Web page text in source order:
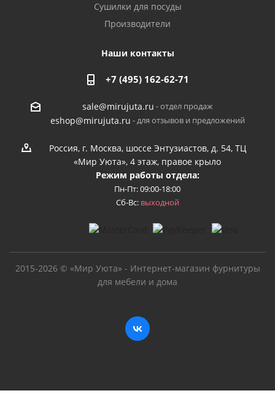
Сушилки для посуды
Производители
Наши контакты
+7 (495) 162-62-71
sale@mirujuta.ru - отдел продаж
eshop@mirujuta.ru - для отзывов и предложений
Россия, г. Москва, шоссе Энтузиастов, д. 54, ТЦ
«Мир Уюта», 4 этаж, правое крыло
Режим работы отдела:
Пн-Пт: 09:00-18:00
Сб-Вс: выходной
2015-2026 © «Мир Уюта» - Интернет-магазин фурнитуры
для мебели и дома